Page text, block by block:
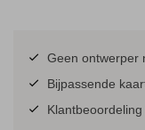
Geen ontwerper
Bijpassende